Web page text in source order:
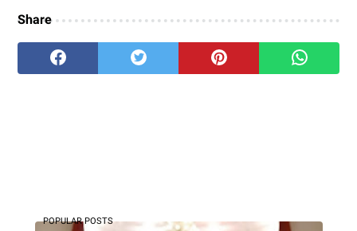
Share
POPULAR POSTS